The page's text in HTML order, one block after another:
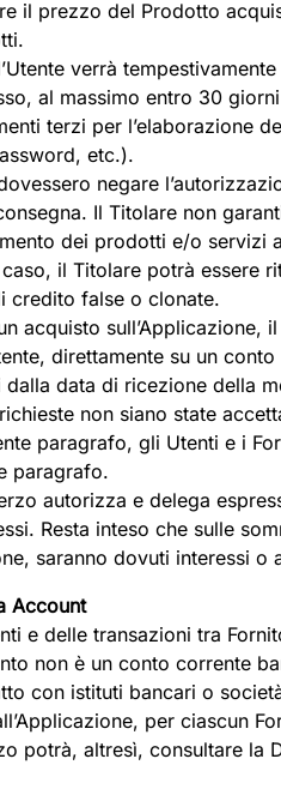
il prezzo del Prodotto
verrà
al massimo entro 30
terzi per
etc.).
negare
Il Titolare non
dei prodotti e/o
il Titolare potrà essere
credito false o clonate.
acquisto
direttamente su un
data di ricezione della
non siano state
paragrafo, gli Utenti e i
paragrafo.
autorizza e delega
Resta inteso che sulle
saranno dovuti interessi
Account
e delle transazioni tra
non è un conto corrente
con istituti bancari o
per ciascun
potrà, altresì, consultare